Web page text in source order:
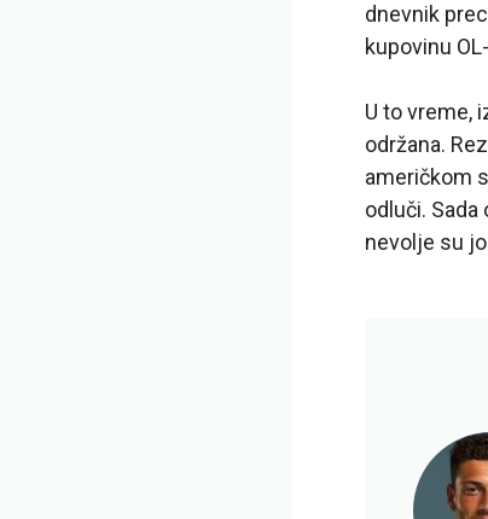
dnevnik
kupovinu
U to vreme,
održana.
američkom
odluči.
nevolje su